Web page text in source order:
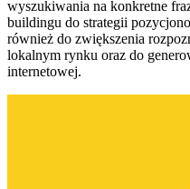
wyszukiwania na konkretne
buildingu do strategii
również do zwiększenia
lokalnym rynku oraz do
internetowej.